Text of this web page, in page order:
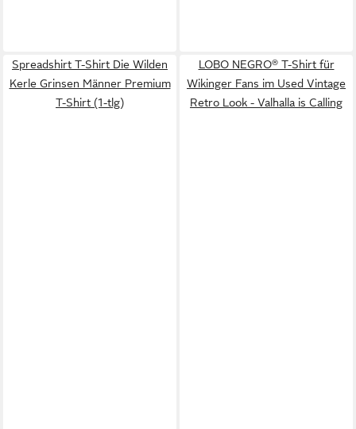
Spreadshirt T-Shirt Die Wilden
Kerle Grinsen Männer Premium
T-Shirt (1-tlg)
LOBO NEGRO® T-Shirt für
Wikinger Fans im Used Vintage
Retro Look - Valhalla is Calling